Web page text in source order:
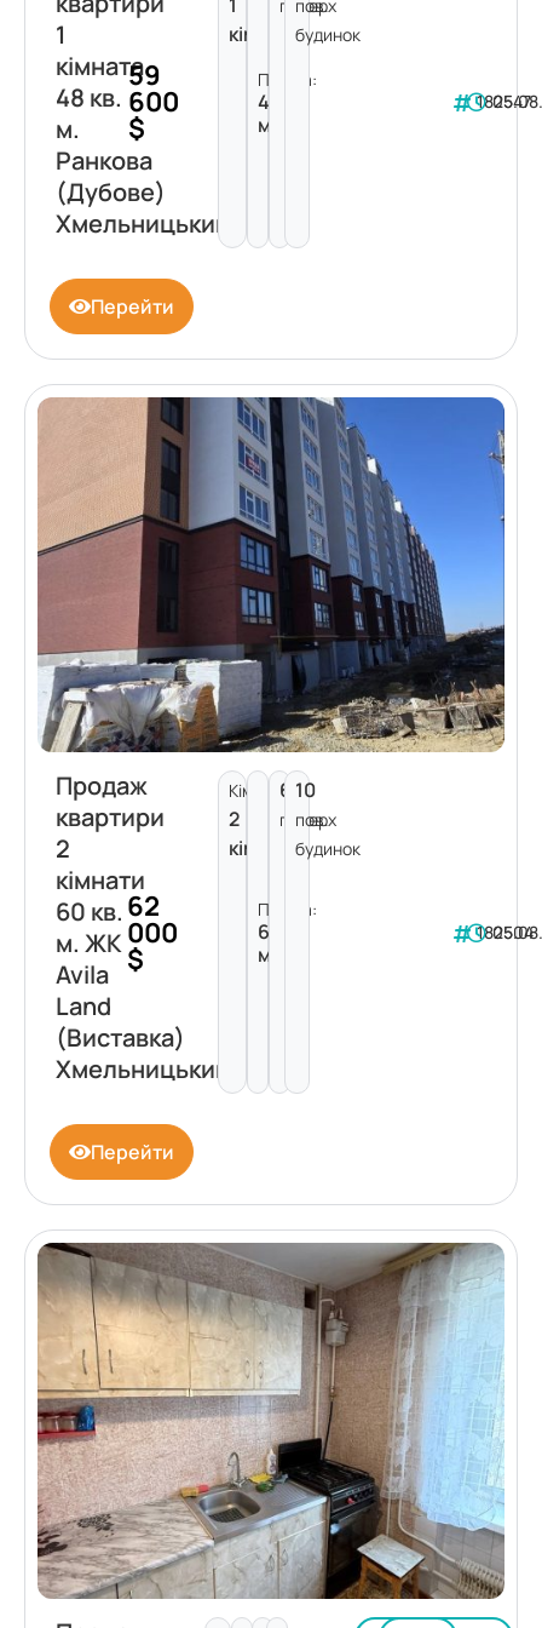
1
кімната
48 кв.
м.
Ранкова
(Дубове)
Хмельницький
59
600
$
кімната
Площа:
48
м²
поверх
пов.
будинок
182547
Перейти
Продаж
квартири
2
кімнати
60 кв.
м. ЖК
Avila
Land
(Виставка)
Хмельницький
62
000
$
Кімнат:
2
кімнати
Площа:
60
м²
6
поверх
10
пов.
будинок
182504
Перейти